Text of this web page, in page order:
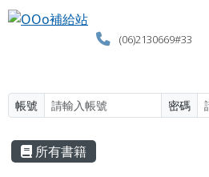
跳至主內容區
OOo補給站
(06)2130669#33
帳號
密碼
主內容區域
所有書籍
頁尾區域